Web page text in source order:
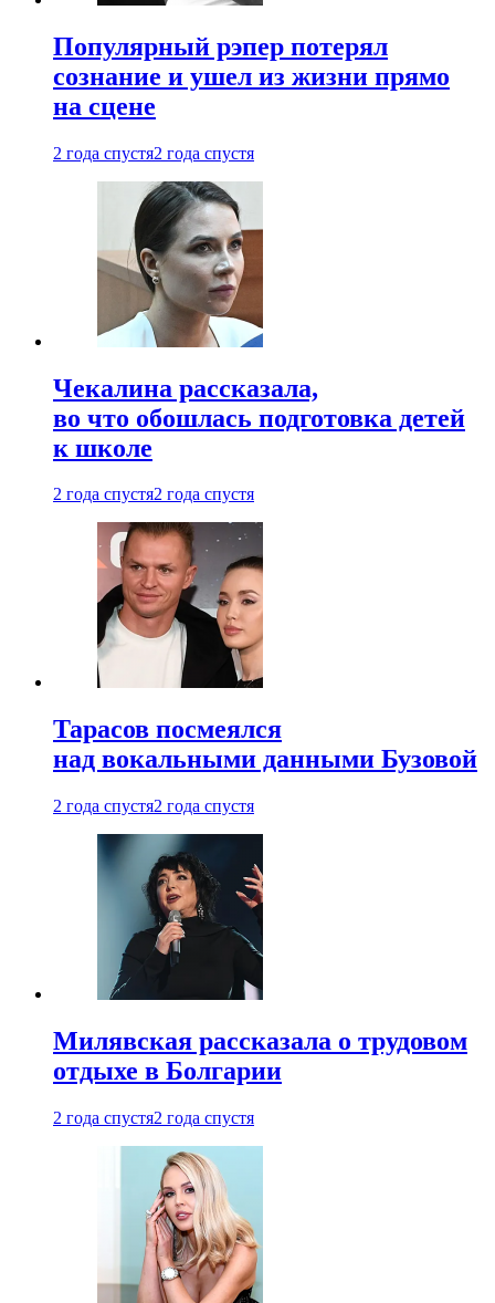
Популярный рэпер потерял
сознание и ушел из жизни прямо
на сцене
2 года спустя2 года спустя
Чекалина рассказала,
во что обошлась подготовка детей
к школе
2 года спустя2 года спустя
Тарасов посмеялся
над вокальными данными Бузовой
2 года спустя2 года спустя
Милявская рассказала о трудовом
отдыхе в Болгарии
2 года спустя2 года спустя